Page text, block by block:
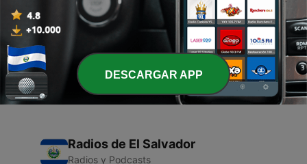
18 dic. 2020
5 - Épisode 5
19 sep. 2020
Radios de El Salvador
Radios y Podcasts
DESCARGAR APP